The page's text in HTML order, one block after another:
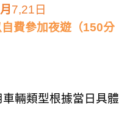
月 7,21 日
費參加夜遊（150分
輛類型根據當日具體